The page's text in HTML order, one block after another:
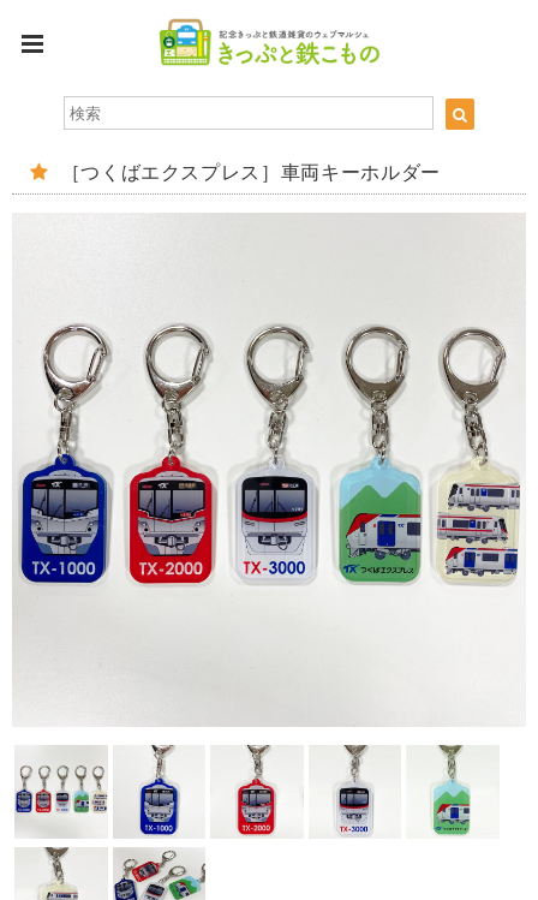
［つくばエクスプレス］車両キーホルダー